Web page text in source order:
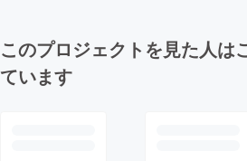
このプロジェクトを見た人は
ています